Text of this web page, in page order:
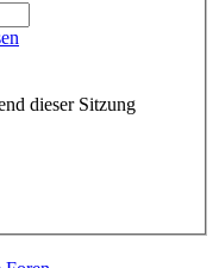
dieser Sitzung